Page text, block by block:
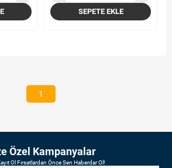
SEPETE EKLE
1
Özel Kampanyalar
Ol Fırsatlardan Önce Sen Haberdar Ol!